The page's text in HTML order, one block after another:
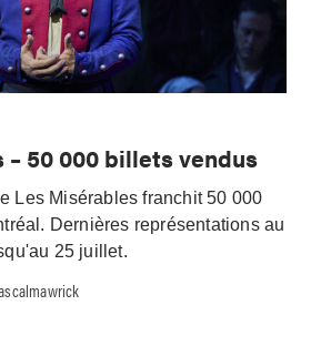
50 000 billets vendus
Les Misérables franchit 50 000
Dernières représentations au
25 juillet.